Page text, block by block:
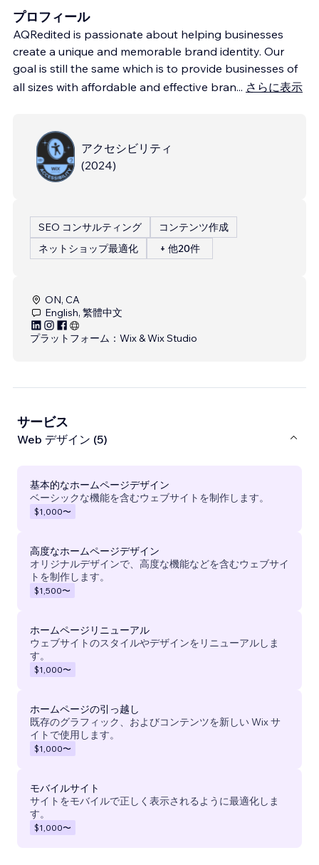
プロフィール
AQRedited is passionate about helping businesses
create a unique and memorable brand identity. Our
goal is still the same which is to provide businesses of
all sizes with affordable and effective bran... さらに表示
アクセシビリティ
(2024)
SEO コンサルティング
コンテンツ作成
ネットショップ最適化
+ 他20件
ON, CA
English, 繁體中文
プラットフォーム： Wix & Wix Studio
サービス
Web デザイン (5)
基本的なホームページデザイン
ベーシックな機能を含むウェブサイトを制作します。
$1,000〜
高度なホームページデザイン
オリジナルデザインで、高度な機能などを含むウェブサイ
トを制作します。
$1,500〜
ホームページリニューアル
ウェブサイトのスタイルやデザインをリニューアルしま
す。
$1,000〜
ホームページの引っ越し
既存のグラフィック、およびコンテンツを新しい Wix サ
イトで使用します。
$1,000〜
モバイルサイト
サイトをモバイルで正しく表示されるように最適化しま
す。
$1,000〜